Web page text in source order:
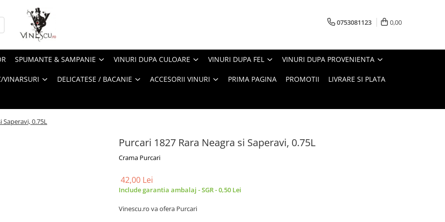
0753081123 0,00
SPUMANTE & SAMPANIE VINURI DUPA CULOARE VINURI DUPA FEL VINURI DUPA PROVENIENTA
DELICATESE / BACANIE ACCESORII VINURI PRIMA PAGINA PROMOTII LIVRARE SI PLATA
Saperavi, 0.75L
Purcari 1827 Rara Neagra si Saperavi, 0.75L
Crama Purcari
42,00 Lei
Include garantia ambalaj - SGR - 0,50 Lei
Vinescu.ro va ofera Purcari